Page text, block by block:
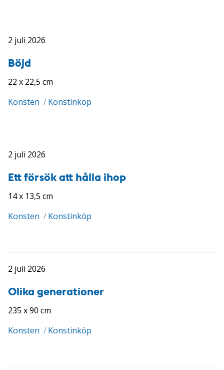
2 juli 2026
Böjd
22 x 22,5 cm
Konsten / Konstinköp
2 juli 2026
Ett försök att hålla ihop
14 x 13,5 cm
Konsten / Konstinköp
2 juli 2026
Olika generationer
235 x 90 cm
Konsten / Konstinköp